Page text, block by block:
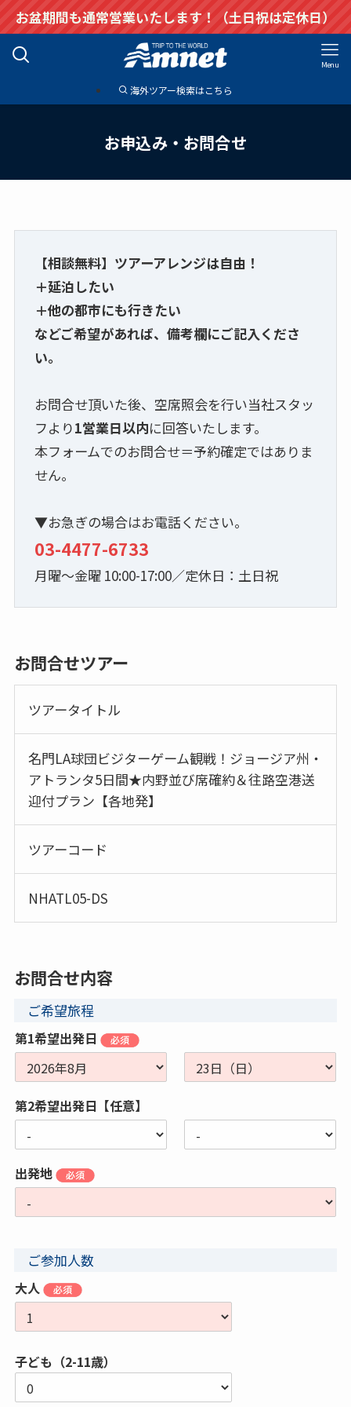
お盆期間も通常営業いたします！（土日祝は定休日）
Menu
海外ツアー検索はこちら
お申込み・お問合せ
【相談無料】ツアーアレンジは自由！
＋延泊したい
＋他の都市にも行きたい
などご希望があれば、備考欄にご記入くださ
い。
お問合せ頂いた後、空席照会を行い当社スタッ
フより1営業日以内に回答いたします。
本フォームでのお問合せ＝予約確定ではありま
せん。
▼お急ぎの場合はお電話ください。
03-4477-6733
月曜～金曜 10:00-17:00／定休日：土日祝
お問合せツアー
ツアータイトル
名門LA球団ビジターゲーム観戦！ジョージア州・
アトランタ5日間★内野並び席確約＆往路空港送
迎付プラン【各地発】
ツアーコード
NHATL05-DS
お問合せ内容
ご希望旅程
第1希望出発日
第2希望出発日【任意】
出発地
ご参加人数
大人
子ども（2-11歳）